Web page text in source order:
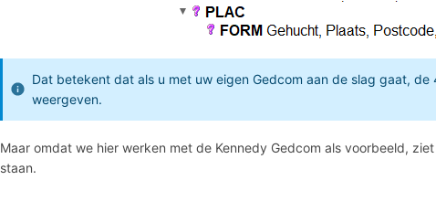
Dat betekent dat als u met uw eigen Gedcom aan de slag gaat,
weergeven.
Maar omdat we hier werken met de Kennedy Gedcom als voorbeeld,
staan.